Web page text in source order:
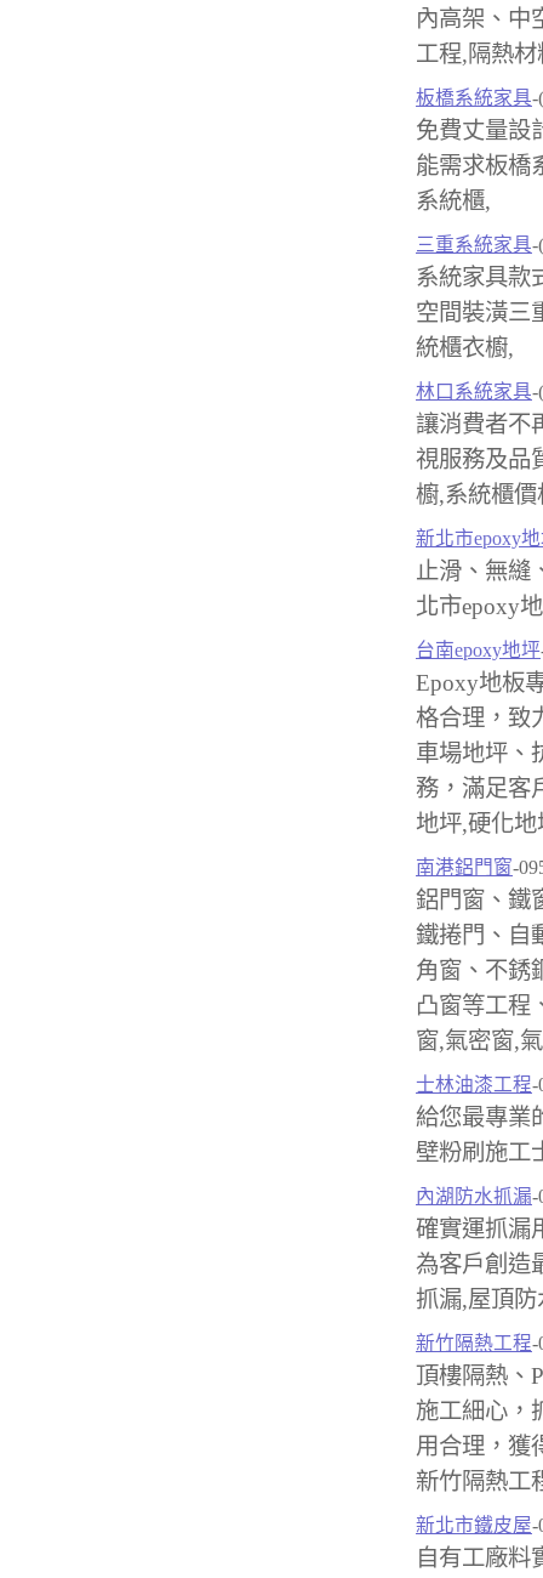
內高架、中
工程,隔熱
板橋系統家具-
免費丈量設
能需求板橋
系統櫃,
三重系統家具-
系統家具款
空間裝潢三
統櫃衣櫥,
林口系統家具-
讓消費者不
視服務及品
櫥,系統櫃價
新北市epoxy
止滑、無縫
北市epoxy
台南epoxy地坪
Epoxy地板
格合理，致
車場地坪、
務，滿足客
地坪,硬化地
南港鋁門窗-
鋁門窗、鐵
鐵捲門、自
角窗、不銹
凸窗等工程
窗,氣密窗,
士林油漆工程-
給您最專業
壁粉刷施工
內湖防水抓漏-
確實運抓漏
為客戶創造
抓漏,屋頂
新竹隔熱工程-
頂樓隔熱
施工細心，
用合理，獲
新竹隔熱工
新北市鐵皮屋-
自有工廠料